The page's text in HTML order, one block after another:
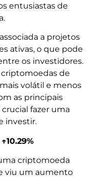
entusiastas de
a projetos
ativas, o que pode
os investidores.
de
volátil e menos
as principais
fazer uma
investir.
criptomoeda
viu um aumento